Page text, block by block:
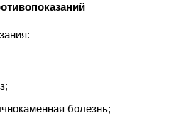
болезнь;